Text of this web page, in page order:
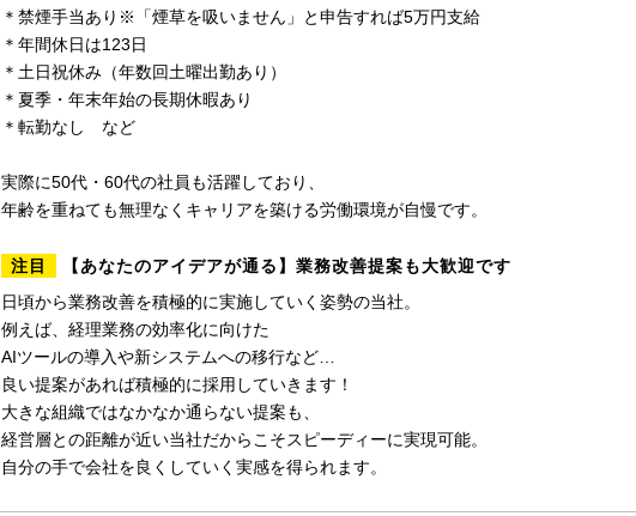
＊禁煙手当あり※「煙草を吸いません」と申告すれば5万円支給
＊年間休日は123日
＊土日祝休み（年数回土曜出勤あり）
＊夏季・年末年始の長期休暇あり
＊転勤なし など
実際に50代・60代の社員も活躍しており、
年齢を重ねても無理なくキャリアを築ける労働環境が自慢です。
注目
【あなたのアイデアが通る】業務改善提案も大歓迎です
日頃から業務改善を積極的に実施していく姿勢の当社。
例えば、経理業務の効率化に向けた
AIツールの導入や新システムへの移行など…
良い提案があれば積極的に採用していきます！
大きな組織ではなかなか通らない提案も、
経営層との距離が近い当社だからこそスピーディーに実現可能。
自分の手で会社を良くしていく実感を得られます。